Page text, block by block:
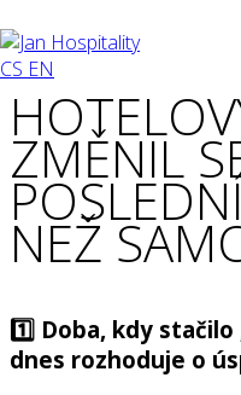
CS EN
ZMĚNIL
NEŽ
1️⃣ Doba, kdy
dnes rozhoduje o